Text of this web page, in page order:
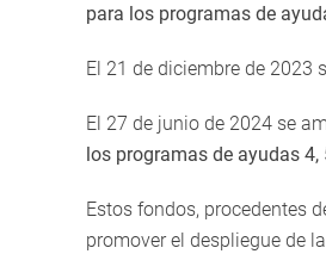
para los programas de
El 21 de diciembre de
El 27 de junio de 2024 se
los programas de ayudas 4,
Estos fondos, procedentes
promover el despliegue de